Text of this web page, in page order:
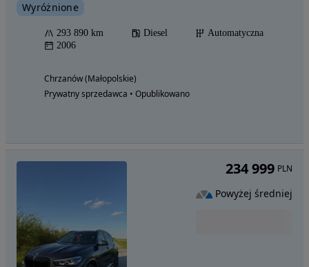
Wyróżnione
293 890 km Diesel
Automatyczna
2006
Chrzanów (Małopolskie)
Prywatny sprzedawca • Opublikowano
234 999 PLN
Powyżej średniej